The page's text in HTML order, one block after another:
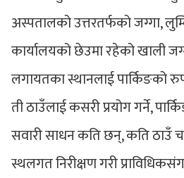
अस्पतालको उत्तरतर्फको जग्गा,
कार्यालयको छेउमा रहेको खाली
लगायतका स्थानलाई पार्किङको
ती ठाउँलाई कसरी प्रयोग गर्ने,
सवारी साधन कति छन्, कति ठाउँ
स्थलगत निरीक्षण गरी